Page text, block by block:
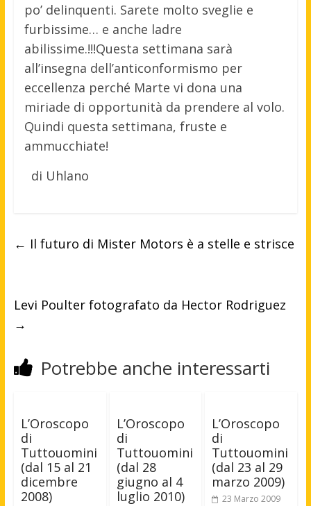
po’ delinquenti. Sarete molto sveglie e
furbissime… e anche ladre
abilissime.!!!Questa settimana sarà
all’insegna dell’anticonformismo per
eccellenza perché Marte vi dona una
miriade di opportunità da prendere al volo.
Quindi questa settimana, fruste e
ammucchiate!
di Uhlano
← Il futuro di Mister Motors è a stelle e strisce
Levi Poulter fotografato da Hector Rodriguez
→
Potrebbe anche interessarti
L’Oroscopo
di
Tuttouomini
(dal 15 al 21
dicembre
2008)
L’Oroscopo
di
Tuttouomini
(dal 28
giugno al 4
luglio 2010)
L’Oroscopo
di
Tuttouomini
(dal 23 al 29
marzo 2009)
23 Marzo 2009